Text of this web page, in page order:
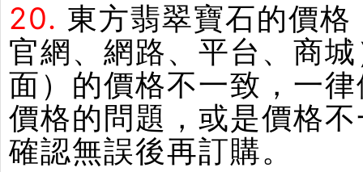
20. 東方翡翠寶石的價
官網、網路、平台、商
面）的價格不一致，一
價格的問題，或是價格
確認無誤後再訂購。